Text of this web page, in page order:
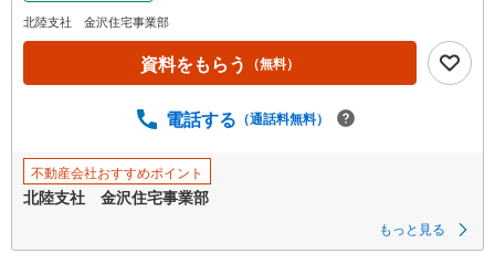
北陸支社 金沢住宅事業部
資料をもらう （無料）
電話する （通話料無料）
不動産会社おすすめポイント
北陸支社 金沢住宅事業部
もっと見る